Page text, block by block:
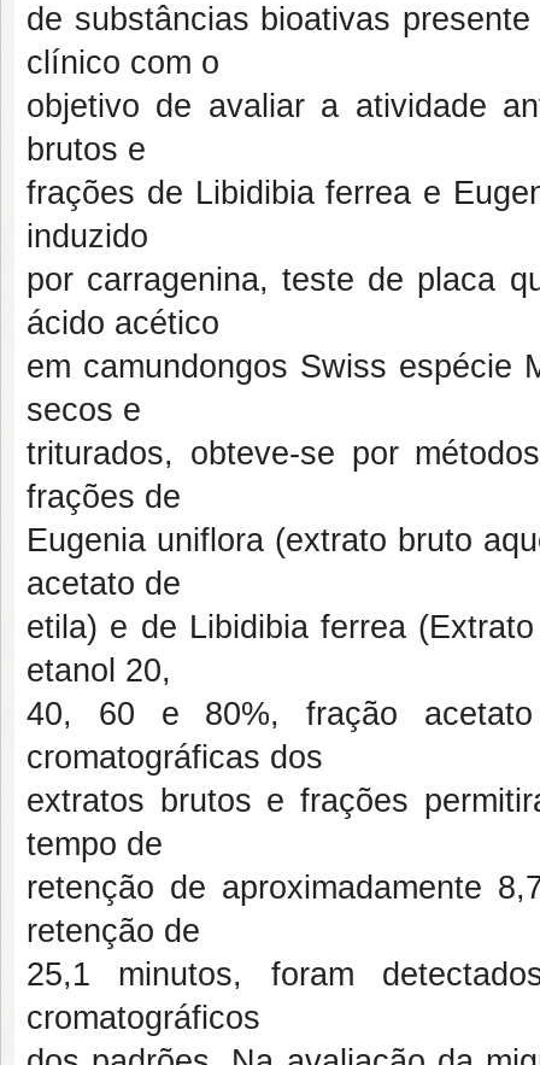
de substâncias bioativas
clínico com o
objetivo de avaliar a atividade
brutos e
frações de Libidibia ferrea e
induzido
por carragenina, teste de placa
ácido acético
em camundongos Swiss espécie
secos e
triturados, obteve-se por
frações de
Eugenia uniflora (extrato bruto
acetato de
etila) e de Libidibia ferrea
etanol 20,
40, 60 e 80%, fração
cromatográficas dos
extratos brutos e frações
tempo de
retenção de aproximadamente
retenção de
25,1 minutos, foram
cromatográficos